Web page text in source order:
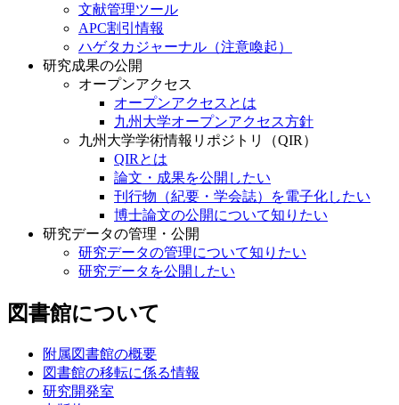
文献管理ツール
APC割引情報
ハゲタカジャーナル（注意喚起）
研究成果の公開
オープンアクセス
オープンアクセスとは
九州大学オープンアクセス方針
九州大学学術情報リポジトリ（QIR）
QIRとは
論文・成果を公開したい
刊行物（紀要・学会誌）を電子化したい
博士論文の公開について知りたい
研究データの管理・公開
研究データの管理について知りたい
研究データを公開したい
図書館について
附属図書館の概要
図書館の移転に係る情報
研究開発室